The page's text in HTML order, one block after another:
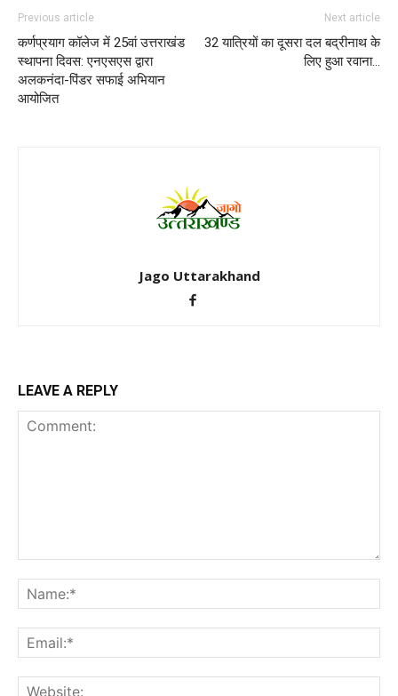
Previous article
कर्णप्रयाग कॉलेज में 25वां उत्तराखंड
स्थापना दिवस: एनएसएस द्वारा
अलकनंदा-पिंडर सफाई अभियान
आयोजित
Next article
32 यात्रियों का दूसरा दल बद्रीनाथ के
लिए हुआ रवाना…
Jago Uttarakhand
LEAVE A REPLY